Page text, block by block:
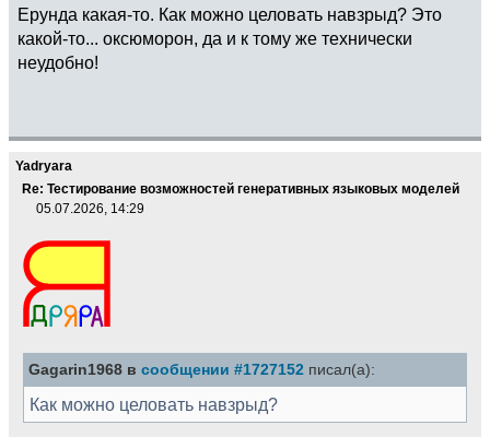
Ерунда какая-то. Как можно целовать навзрыд? Это
какой-то... оксюморон, да и к тому же технически
неудобно!
Yadryara
Re: Тестирование возможностей генеративных языковых моделей
05.07.2026, 14:29
Gagarin1968 в сообщении #1727152 писал(а):
Как можно целовать навзрыд?